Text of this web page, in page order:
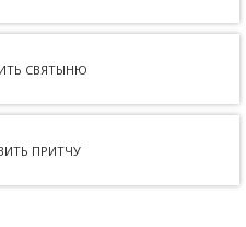
СВЯТЫНЮ
ПРИТЧУ